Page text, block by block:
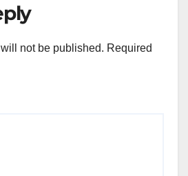
not be published. Required